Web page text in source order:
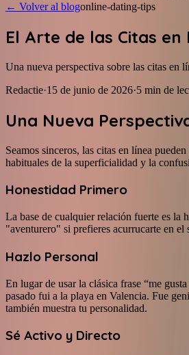
← Volver al blogonline-dating-tips
El Arte de las Citas
Una nueva perspectiva sobre las citas en
Redactie·15 de junio de 2026·5 min de
Una Nueva
Seamos sinceros, las citas en línea
habituales de la superficialidad y la
Honestidad Primero
La base de cualquier relación fuerte es la
"aventurero" si prefieres acurrucarte en
Hazlo Personal
En lugar de usar la clásica frase “me
pasado fui a la playa en Valencia. Fue
también muestra tu personalidad.
Sé Activo y Directo